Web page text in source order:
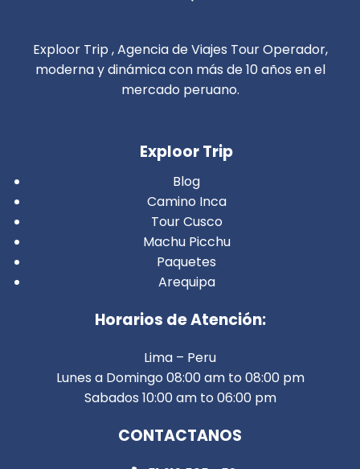
Exploor Trip , Agencia de Viajes Tour Operador,
moderna y dinámica con más de 10 años en el
mercado peruano.
Exploor Trip
Blog
Camino Inca
Tour Cusco
Machu Picchu
Paquetes
Arequipa
Horarios de Atención:
Lima – Peru
Lunes a Domingo 08:00 am to 08:00 pm
Sabados 10:00 am to 06:00 pm
CONTACTANOS